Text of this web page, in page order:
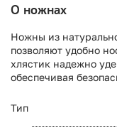
О ножнах
Ножны из
позволяют удобно
хлястик надежно
обеспечивая
Тип